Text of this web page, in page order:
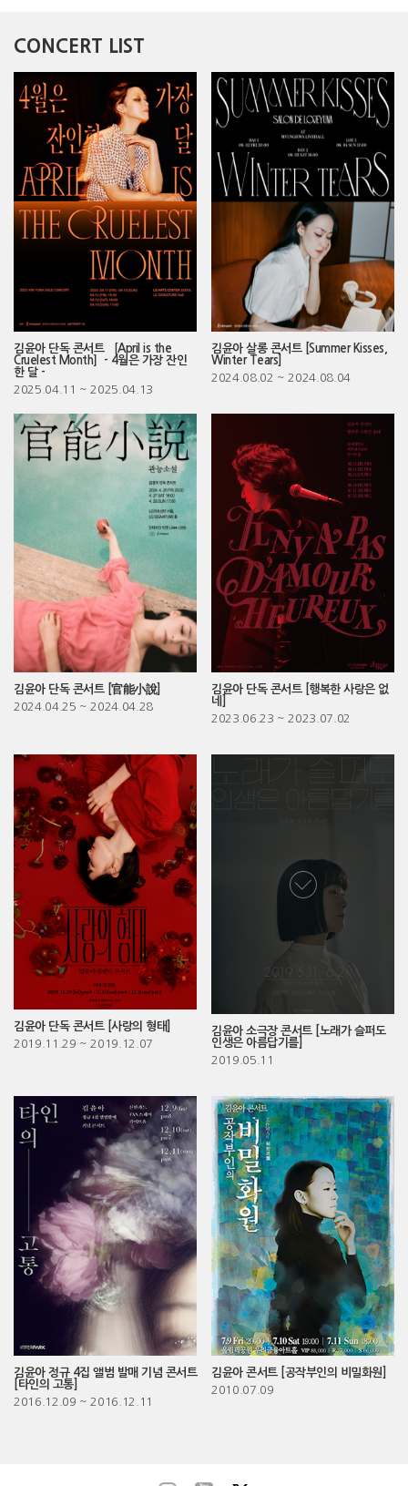
CONCERT LIST
김윤아 단독 콘서트 ［April is the
Cruelest Month］- 4월은 가장 잔인
한 달 -
2025.04.11 ~ 2025.04.13
김윤아 살롱 콘서트 [Summer Kisses,
Winter Tears]
2024.08.02 ~ 2024.08.04
김윤아 단독 콘서트 [官能小說]
2024.04.25 ~ 2024.04.28
김윤아 단독 콘서트 [행복한 사랑은 없
네]
2023.06.23 ~ 2023.07.02
김윤아 단독 콘서트 [사랑의 형태]
2019.11.29 ~ 2019.12.07
김윤아 소극장 콘서트 [노래가 슬퍼도
인생은 아름답기를]
2019.05.11
김윤아 정규 4집 앨범 발매 기념 콘서트
[타인의 고통]
2016.12.09 ~ 2016.12.11
김윤아 콘서트 [공작부인의 비밀화원]
2010.07.09